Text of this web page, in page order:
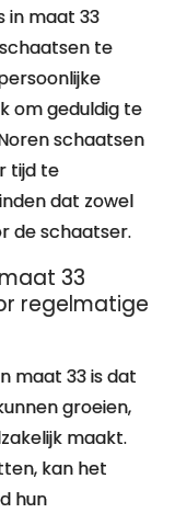
in maat 33
te
om geduldig te
schaatsen
tijd te
dat zowel
de schaatser.
33
regelmatige
maat 33 is dat
groeien,
maakt.
kan het
hun